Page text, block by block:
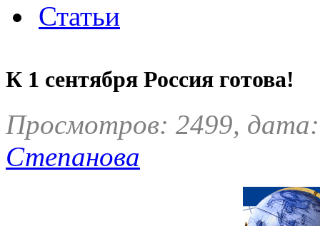
Статьи
К 1 сентября Россия готова!
Просмотров: 2499,
Степанова